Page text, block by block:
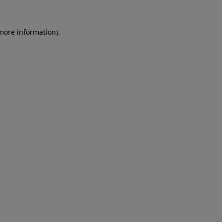
information).